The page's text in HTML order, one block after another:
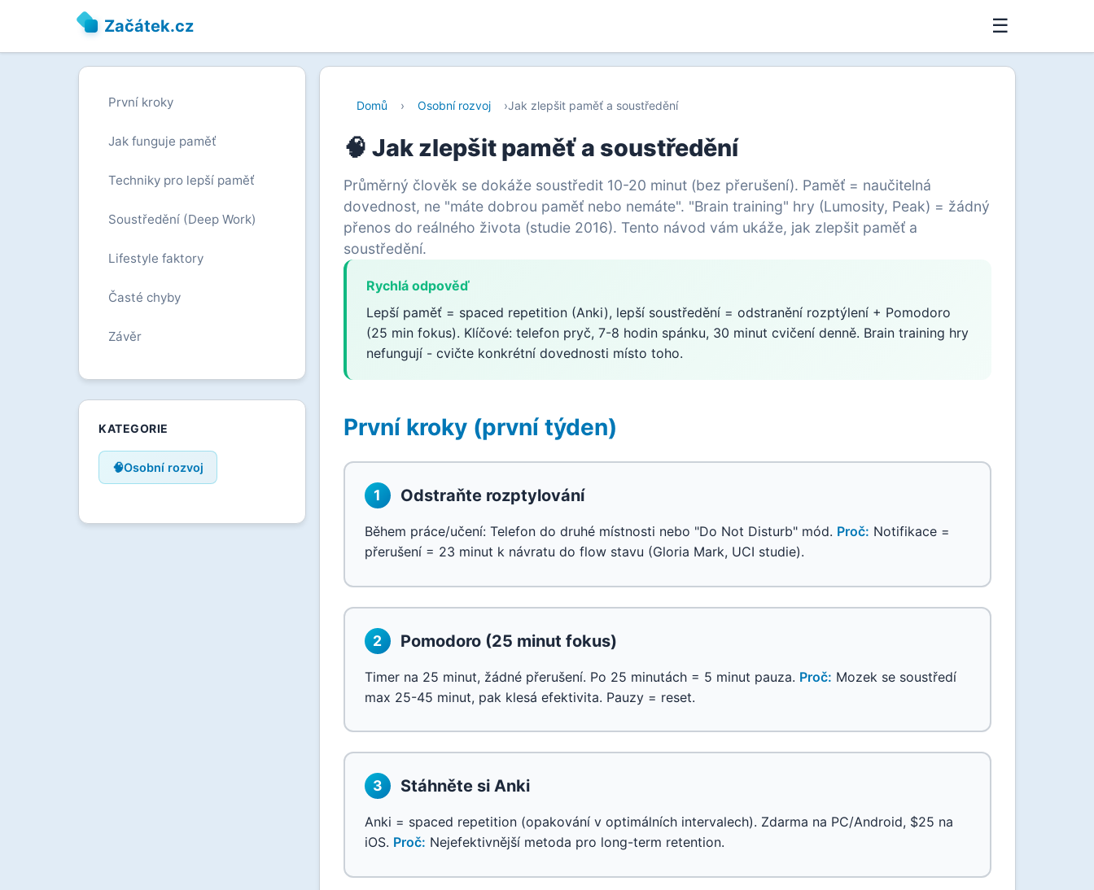
Začátek.cz ☰
První kroky
Jak funguje paměť
Techniky pro lepší paměť
Soustředění (Deep Work)
Lifestyle faktory
Časté chyby
Závěr
KATEGORIE
🧠Osobní rozvoj
Domů › Osobní rozvoj ›Jak zlepšit paměť a soustředění
🧠 Jak zlepšit paměť a soustředění
Průměrný člověk se dokáže soustředit 10-20 minut (bez přerušení). Paměť = naučitelná
dovednost, ne "máte dobrou paměť nebo nemáte". "Brain training" hry (Lumosity, Peak) = žádný
přenos do reálného života (studie 2016). Tento návod vám ukáže, jak zlepšit paměť a
soustředění.
Rychlá odpověď
Lepší paměť = spaced repetition (Anki), lepší soustředění = odstranění rozptýlení + Pomodoro
(25 min fokus). Klíčové: telefon pryč, 7-8 hodin spánku, 30 minut cvičení denně. Brain training hry
nefungují - cvičte konkrétní dovednosti místo toho.
První kroky (první týden)
1 Odstraňte rozptylování
Během práce/učení: Telefon do druhé místnosti nebo "Do Not Disturb" mód. Proč: Notifikace =
přerušení = 23 minut k návratu do flow stavu (Gloria Mark, UCI studie).
2 Pomodoro (25 minut fokus)
Timer na 25 minut, žádné přerušení. Po 25 minutách = 5 minut pauza. Proč: Mozek se soustředí
max 25-45 minut, pak klesá efektivita. Pauzy = reset.
3 Stáhněte si Anki
Anki = spaced repetition (opakování v optimálních intervalech). Zdarma na PC/Android, $25 na
iOS. Proč: Nejefektivnější metoda pro long-term retention.